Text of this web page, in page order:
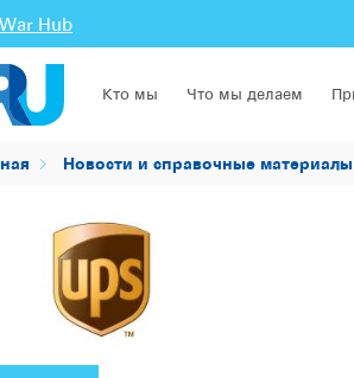
Hub
Кто мы Что мы делаем
Новости и справочные материалы